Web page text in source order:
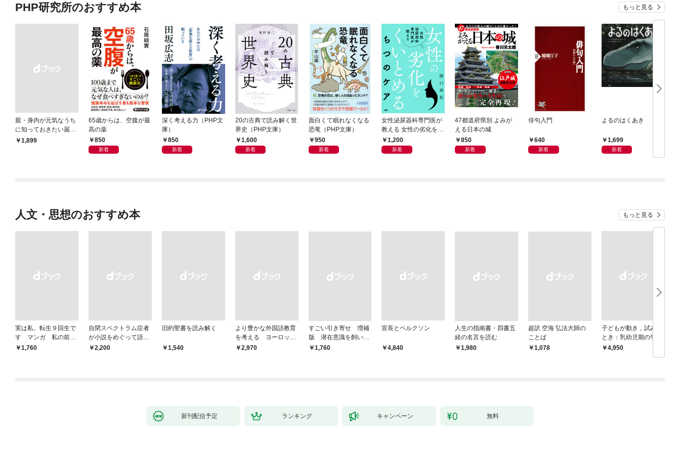
PHP研究所のおすすめ本 もっと見る
親・身内が元気なうち
に知っておきたい届
出・手続きの準備（き
￥1,899
65歳からは、空腹が最
高の薬
850
新着
深く考える力（PHP文
庫）
850
新着
20の古典で読み解く世
界史（PHP文庫）
1,600
新着
面白くて眠れなくなる
恐竜（PHP文庫）
950
新着
女性泌尿器科専門医が
教える 女性の劣化をく
いとめる ちつのケア
1,200
新着
47都道府県別 よみが
える日本の城
850
新着
俳句入門
640
新着
よるのはくあき
1,699
新着
人文・思想のおすすめ本 もっと見る
実は私、転生９回生で
す マンガ 私の前世
物語
￥1,760
自閉スペクトラム症者
が小説をめぐって語り
あう
￥2,200
旧約聖書を読み解く
￥1,540
より豊かな外国語教育
を考える ヨーロッパ
9か国の事例から
￥2,970
すごい引き寄せ 増補
版 潜在意識を飼い馴
らす方法
￥1,760
宣長とベルクソン
￥4,840
人生の指南書・四書五
経の名言を読む
￥1,980
超訳 空海 弘法大師の
ことば
￥1,078
子どもが動き，試みる
とき：乳幼児期の学び
におけるドゥルーズ／
￥4,950
新刊配信予定 ランキング キャンペーン 無料